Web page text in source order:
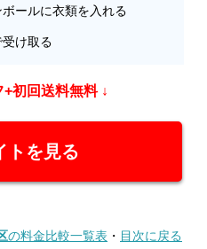
ールに衣類を入れる
け取る
初回送料無料 ↓
トを見る
の料金比較一覧表 ・ 目次に戻る